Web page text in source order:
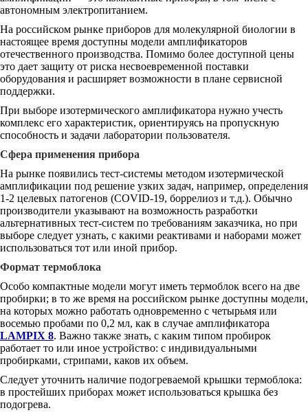
автономным электропитанием.
На российском рынке приборов для молекулярной биологии в
настоящее время доступны модели амплификаторов
отечественного производства. Помимо более доступной цены
это дает защиту от риска несвоевременной поставки
оборудования и расширяет возможности в плане сервисной
поддержки.
При выборе изотермического амплификатора нужно учесть
комплекс его характеристик, ориентируясь на пропускную
способность и задачи лаборатории пользователя.
Сфера применения прибора
На рынке появились тест-системы методом изотермической
амплификации под решение узких задач, например, определения
1-2 целевых патогенов (COVID-19, боррелиоз и т.д.). Обычно
производители указывают на возможность разработки
альтернативных тест-систем по требованиям заказчика, но при
выборе следует узнать, с какими реактивами и наборами может
использоваться тот или иной прибор.
Формат термоблока
Особо компактные модели могут иметь термоблок всего на две
пробирки; в то же время на российском рынке доступны модели,
на которых можно работать одновременно с четырьмя или
восемью пробами по 0,2 мл, как в случае амплификатора
LAMPIX 8. Важно также знать, с каким типом пробирок
работает то или иное устройство: с индивидуальными
пробирками, стрипами, каков их объем.
Следует уточнить наличие подогреваемой крышки термоблока:
в простейших приборах может использоваться крышка без
подогрева.